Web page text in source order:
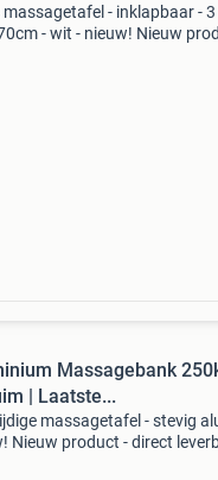
massagetafel - inklapbaar - 3
- wit - nieuw! Nieuw
Massagebank
| Laatste...
massagetafel - stevig
Nieuw product - direct